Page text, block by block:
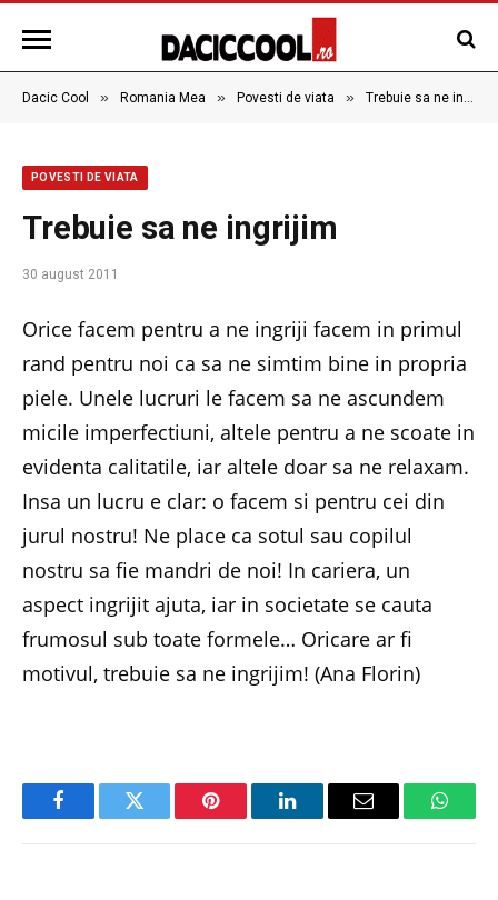
Dacic Cool » Romania Mea » Povesti de viata » Trebuie sa ne ingrijim
POVESTI DE VIATA
Trebuie sa ne ingrijim
30 august 2011
Orice facem pentru a ne ingriji facem in primul
rand pentru noi ca sa ne simtim bine in propria
piele. Unele lucruri le facem sa ne ascundem
micile imperfectiuni, altele pentru a ne scoate in
evidenta calitatile, iar altele doar sa ne relaxam.
Insa un lucru e clar: o facem si pentru cei din
jurul nostru! Ne place ca sotul sau copilul
nostru sa fie mandri de noi! In cariera, un
aspect ingrijit ajuta, iar in societate se cauta
frumosul sub toate formele… Oricare ar fi
motivul, trebuie sa ne ingrijim! (Ana Florin)
FacebookTwitter Pinterest LinkedInEmail